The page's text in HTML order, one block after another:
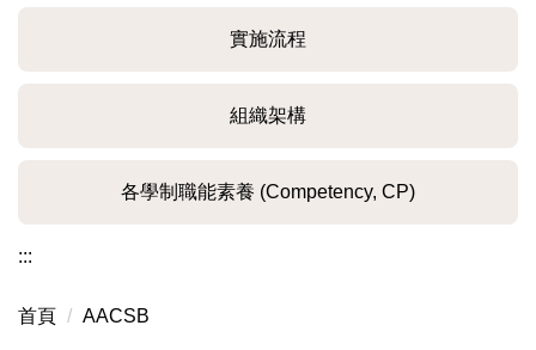
實施流程
組織架構
各學制職能素養 (Competency, CP)
:::
首頁 AACSB